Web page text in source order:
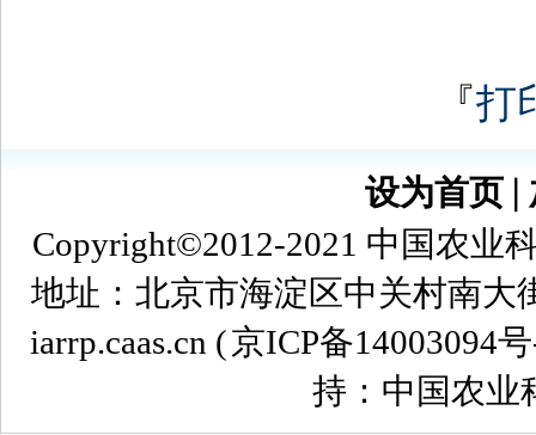
『打
设为首页
Copyright©2012-2021 中国农业
地址：北京市海淀区中关村南大
iarrp.caas.cn (京ICP备14003094
持：中国农